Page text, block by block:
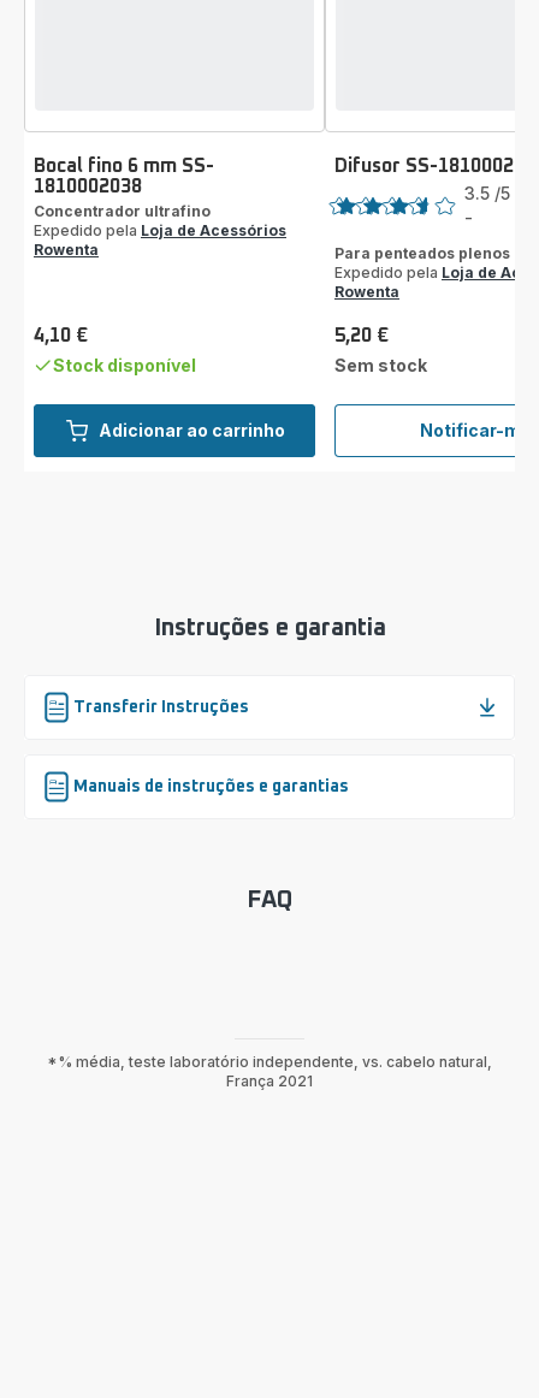
Adicionar ao carrinho
Bocal fino 6 mm SS-
1810002038
Concentrador ultrafino
Expedido pela Loja de Acessórios
Rowenta
Preço
4,10 €
Stock disponível
Notificar-me
SS-
Difusor SS-
Classificação
3.5 /5
-
Para penteados plenos de
Expedido pela Loja de
Rowenta
Preço
5,20 €
Sem stock
Instruções e garantia
Transferir Instruções
Manuais de instruções e garantias
FAQ
*% média, teste laboratório independente, vs. cabelo natural,
França 2021